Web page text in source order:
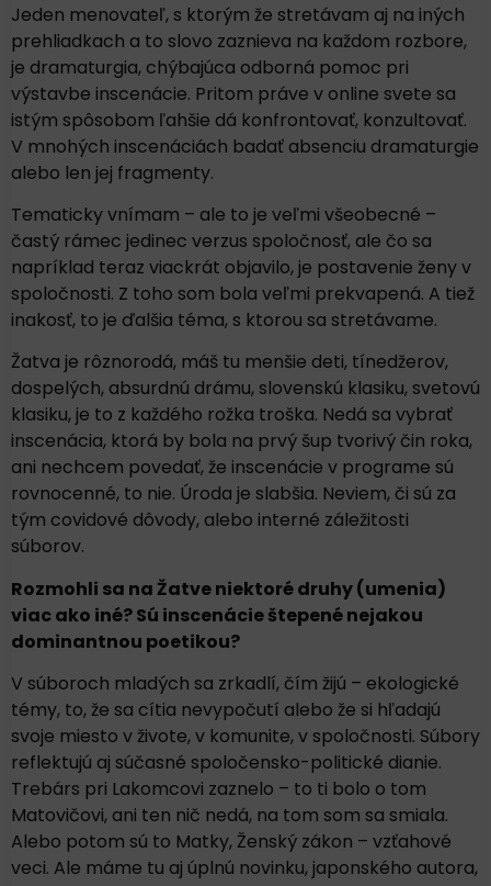
Jeden menovateľ, s ktorým že stretávam aj na iných
prehliadkach a to slovo zaznieva na každom rozbore,
je dramaturgia, chýbajúca odborná pomoc pri
výstavbe inscenácie. Pritom práve v online svete sa
istým spôsobom ľahšie dá konfrontovať, konzultovať.
V mnohých inscenáciách badať absenciu dramaturgie
alebo len jej fragmenty.
Tematicky vnímam – ale to je veľmi všeobecné –
častý rámec jedinec verzus spoločnosť, ale čo sa
napríklad teraz viackrát objavilo, je postavenie ženy v
spoločnosti. Z toho som bola veľmi prekvapená. A tiež
inakosť, to je ďalšia téma, s ktorou sa stretávame.
Žatva je rôznorodá, máš tu menšie deti, tínedžerov,
dospelých, absurdnú drámu, slovenskú klasiku, svetovú
klasiku, je to z každého rožka troška. Nedá sa vybrať
inscenácia, ktorá by bola na prvý šup tvorivý čin roka,
ani nechcem povedať, že inscenácie v programe sú
rovnocenné, to nie. Úroda je slabšia. Neviem, či sú za
tým covidové dôvody, alebo interné záležitosti
súborov.
Rozmohli sa na Žatve niektoré druhy (umenia)
viac ako iné? Sú inscenácie štepené nejakou
dominantnou poetikou?
V súboroch mladých sa zrkadlí, čím žijú – ekologické
témy, to, že sa cítia nevypočutí alebo že si hľadajú
svoje miesto v živote, v komunite, v spoločnosti. Súbory
reflektujú aj súčasné spoločensko-politické dianie.
Trebárs pri Lakomcovi zaznelo – to ti bolo o tom
Matovičovi, ani ten nič nedá, na tom som sa smiala.
Alebo potom sú to Matky, Ženský zákon – vzťahové
veci. Ale máme tu aj úplnú novinku, japonského autora,